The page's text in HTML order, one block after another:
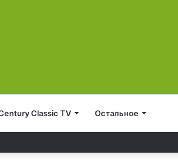
Classic TV Остальное